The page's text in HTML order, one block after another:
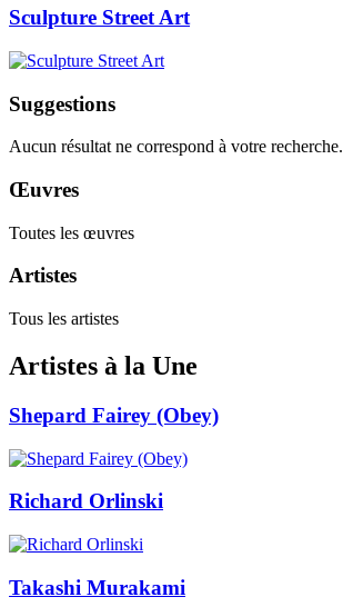
Sculpture Street Art
Suggestions
Aucun résultat ne correspond à votre recherche.
Œuvres
Toutes les œuvres
Artistes
Tous les artistes
Artistes à la Une
Shepard Fairey (Obey)
Richard Orlinski
Takashi Murakami